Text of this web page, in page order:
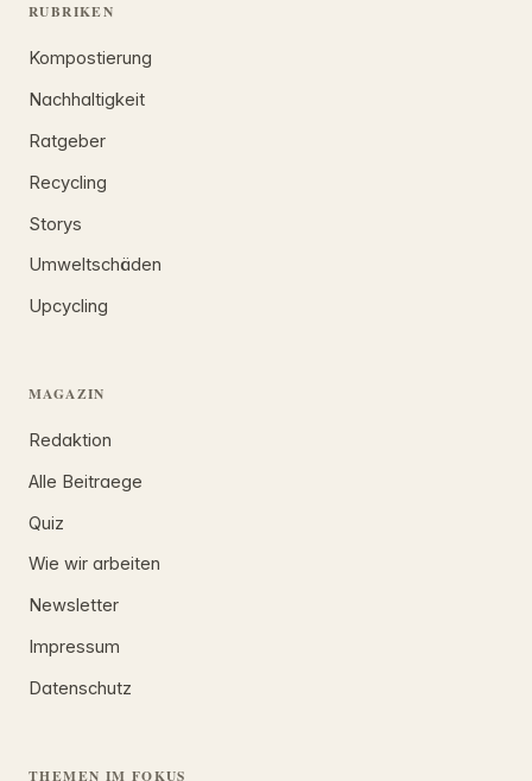
RUBRIKEN
Kompostierung
Nachhaltigkeit
Ratgeber
Recycling
Storys
Umweltschäden
Upcycling
MAGAZIN
Redaktion
Alle Beitraege
Quiz
Wie wir arbeiten
Newsletter
Impressum
Datenschutz
THEMEN IM FOKUS